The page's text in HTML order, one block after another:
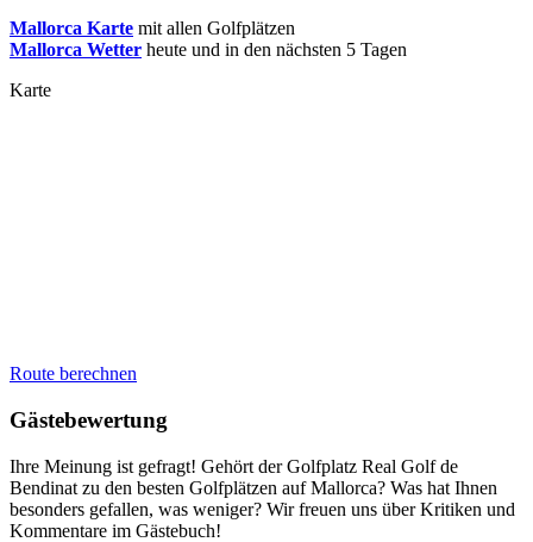
Mallorca Karte mit allen Golfplätzen
Mallorca Wetter heute und in den nächsten 5 Tagen
Karte
Route berechnen
Gästebewertung
Ihre Meinung ist gefragt! Gehört der Golfplatz Real Golf de
Bendinat zu den besten Golfplätzen auf Mallorca? Was hat Ihnen
besonders gefallen, was weniger? Wir freuen uns über Kritiken und
Kommentare im Gästebuch!